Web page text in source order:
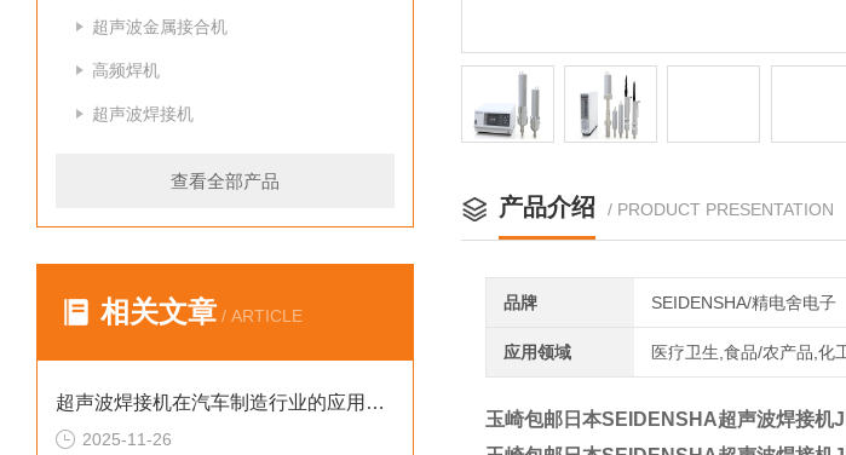
超声波金属接合机
高频焊机
超声波焊接机
查看全部产品
相关文章 / ARTICLE
超声波焊接机在汽车制造行业的应用案例
2025-11-26
产品介绍 / PRODUCT PRESENTATION
品牌 SEIDENSHA/精电舍电子
应用领域 医疗卫生,食品/农产品,化
玉崎包邮日本SEIDENSHA超声波焊接机